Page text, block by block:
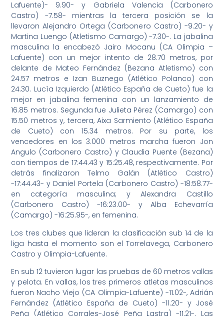
Lafuente)- 9.90- y Gabriela Valencia (Carbonero
Castro) -7.58- mientras la tercera posición se la
llevaron Alejandro Ortega (Carbonero Castro) -9.20- y
Martina Luengo (Atletismo Camargo) -7.30-. La jabalina
masculina la encabezó Jairo Mocanu (CA Olimpia –
Lafuente) con un mejor intento de 28.70 metros, por
delante de Mateo Fernández (Bezana Atletismo) con
24.57 metros e Izan Buznego (Atlético Polanco) con
24.30. Lucía Izquierdo (Atlético España de Cueto) fue la
mejor en jabalina femenina con un lanzamiento de
16.85 metros. Segunda fue Julieta Pérez (Camargo) con
15.50 metros y, tercera, Aixa Sarmiento (Atlético España
de Cueto) con 15.34 metros. Por su parte, los
vencedores en los 3.000 metros marcha fueron Jon
Angulo (Carbonero Castro) y Claudia Puente (Bezana)
con tiempos de 17:44.43 y 15:25.48, respectivamente. Por
detrás finalizaron Telmo Galán (Atlético Castro)
-17:44.43- y Daniel Portela (Carbonero Castro) -18:58.77-
en categoría masculina; y Alexandra Castillo
(Carbonero Castro) -16:23.00- y Alba Echevarría
(Camargo) -16:25.95-, en femenina.
Los tres clubes que lideran la clasificación sub 14 de la
liga hasta el momento son el Torrelavega, Carbonero
Castro y Olimpia-Lafuente.
En sub 12 tuvieron lugar las pruebas de 60 metros vallas
y pelota. En vallas, los tres primeros atletas masculinos
fueron Nacho Viejo (CA Olimpia-Lafuente) -11.02-, Adrián
Fernández (Atlético España de Cueto) -11.20- y José
Peña (Atlético Corrales-José Peña Lastra) -11.21-. Las